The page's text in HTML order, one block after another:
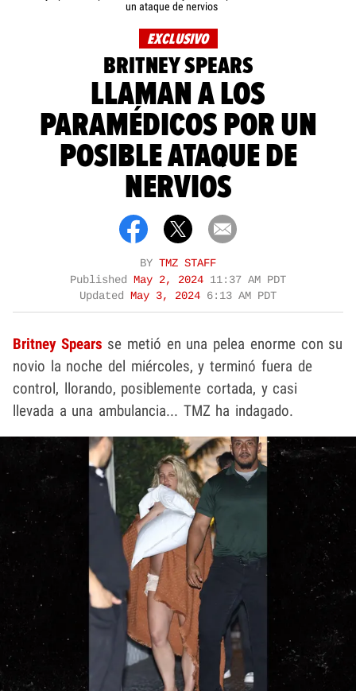
un ataque de nervios
EXCLUSIVO
BRITNEY SPEARS
LLAMAN A LOS
PARAMÉDICOS POR UN
POSIBLE ATAQUE DE
NERVIOS
BY TMZ STAFF
Published May 2, 2024 11:37 AM PDT
Updated May 3, 2024 6:13 AM PDT
Britney Spears se metió en una pelea enorme con su
novio la noche del miércoles, y terminó fuera de
control, llorando, posiblemente cortada, y casi
llevada a una ambulancia... TMZ ha indagado.